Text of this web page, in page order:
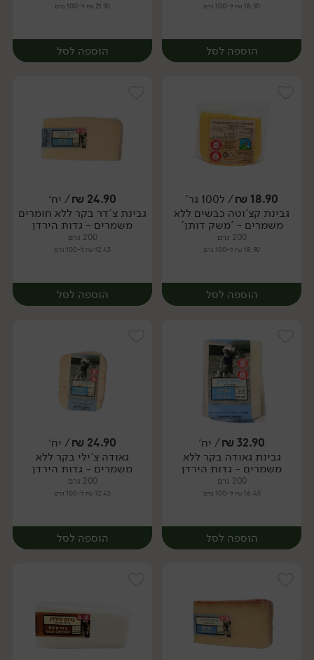
18.90 ₪ ל-100 גרם
הוספה לסל
יח׳
21.90 ₪ ל-100 גרם
הוספה לסל
יח׳
18.90
₪/ ל100 גר'
גבינת קצ'וטה כבשים ללא
משמרים - 'משק דותן'
200 גרם
18.90 ₪ ל-100 גרם
הוספה לסל
יח׳
24.90
₪/ יח׳
גבינת צ'דר בקר ללא חומרים
משמרים - גדות הירדן
200 גרם
12.45 ₪ ל-100 גרם
הוספה לסל
יח׳
32.90
₪/ יח׳
גבינת גאודה בקר ללא
משמרים - גדות הירדן
200 גרם
16.45 ₪ ל-100 גרם
הוספה לסל
24.90
₪/ יח׳
גאודה צ'ילי בקר ללא
משמרים - גדות הירדן
200 גרם
12.45 ₪ ל-100 גרם
הוספה לסל